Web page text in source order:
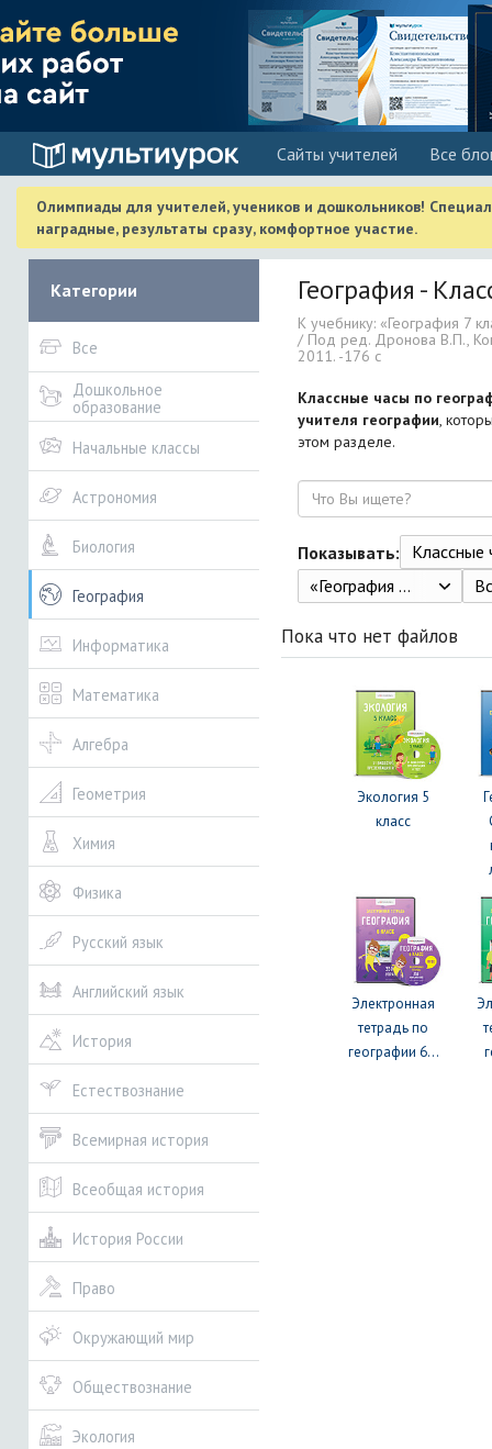
Cайты учителей Все
Олимпиады для учителей, учеников и дошкольников!
наградные, результаты сразу, комфортное участие.
Категории
Все
Дошкольное
образование
Начальные классы
Астрономия
Биология
География
Информатика
Математика
Алгебра
Геометрия
Химия
Физика
Русский язык
Английский язык
История
Естествознание
Всемирная история
Всеобщая история
История России
Право
Окружающий мир
Обществознание
Экология
География -
К учебнику: «География 7
/ Под ред. Дронова В.П.,
2011. -176 с
Классные часы по
учителя географии,
этом разделе.
Поиск
Показывать:
Классные
«География 7 класс» А.П. Кузнецов, Л.Е. Савельева, В.П. Дронов / Под ред. Дронова В.П., Кондакова А.М. ОАО "Издательство" Просвещение" 2011. -176 с
Пока что нет файлов
Экология 5
класс
Электронная
тетрадь по
географии 6...